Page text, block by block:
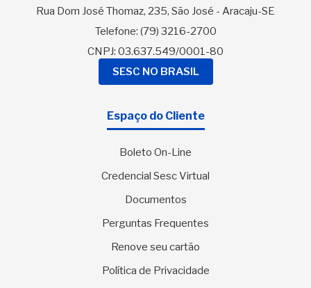
Rua Dom José Thomaz, 235, São José - Aracaju-SE
Telefone: (79) 3216-2700
CNPJ: 03.637.549/0001-80
SESC NO BRASIL
Espaço do Cliente
Boleto On-Line
Credencial Sesc Virtual
Documentos
Perguntas Frequentes
Renove seu cartão
Política de Privacidade